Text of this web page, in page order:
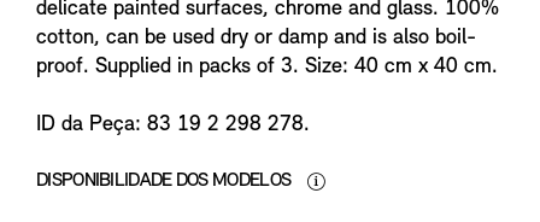
delicate painted surfaces, chrome and glass. 100%
cotton, can be used dry or damp and is also boil-
proof. Supplied in packs of 3. Size: 40 cm x 40 cm.
ID da Peça: 83 19 2 298 278.
DISPONIBILIDADE DOS MODELOS